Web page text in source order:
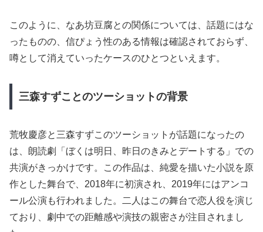
このように、なあ坊豆腐との関係については、話題にはな
ったものの、信ぴょう性のある情報は確認されておらず、
噂として消えていったケースのひとつといえます。
三森すずことのツーショットの背景
荒牧慶彦と三森すずこのツーショットが話題になったの
は、朗読劇「ぼくは明日、昨日のきみとデートする」での
共演がきっかけです。この作品は、純愛を描いた小説を原
作とした舞台で、2018年に初演され、2019年にはアンコ
ール公演も行われました。二人はこの舞台で恋人役を演じ
ており、劇中での距離感や演技の親密さが注目されまし